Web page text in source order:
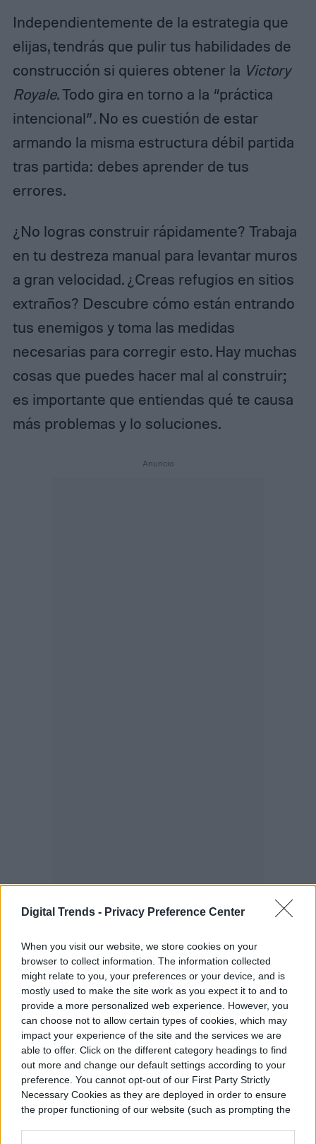
Digital Trends - Privacy Preference Center
When you visit our website, we store cookies on your
browser to collect information. The information collected
might relate to you, your preferences or your device, and is
mostly used to make the site work as you expect it to and to
provide a more personalized web experience. However, you
can choose not to allow certain types of cookies, which may
impact your experience of the site and the services we are
able to offer. Click on the different category headings to find
out more and change our default settings according to your
preference. You cannot opt-out of our First Party Strictly
Necessary Cookies as they are deployed in order to ensure
the proper functioning of our website (such as prompting the
Independientemente de la estrategia que
elijas, tendrás que pulir tus habilidades de
construcción si quieres obtener la Victory
Royale. Todo gira en torno a la “práctica
intencional”. No es cuestión de estar
armando la misma estructura débil partida
tras partida: debes aprender de tus
errores.
¿No logras construir rápidamente? Trabaja
en tu destreza manual para levantar muros
a gran velocidad. ¿Creas refugios en sitios
extraños? Descubre cómo están entrando
tus enemigos y toma las medidas
necesarias para corregir esto. Hay muchas
cosas que puedes hacer mal al construir;
es importante que entiendas qué te causa
más problemas y lo soluciones.
Uno de los errores más comunes es
construir demasiado. Ya que la tormenta te
estará pisando los talones constantemente,
no desperdicies recursos al comienzo de la
partida. Es mejor esperar y construir
cuando sea absolutamente necesario. De
otro modo, tendrás que exponerte para ir a
recolectar más materiales en el fragor de la